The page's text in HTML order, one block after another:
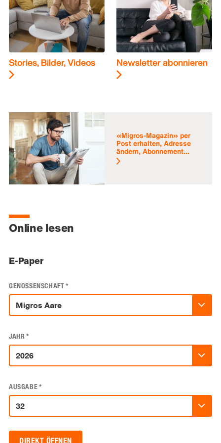
Stories, Bilder, Videos Newsletter abonnieren
«Migros-Magazin» per
Post erhalten, Adresse
ändern, Abonnement...
Online lesen
E-Paper
GENOSSENSCHAFT*
JAHR*
AUSGABE*
DIREKT ÖFFNEN